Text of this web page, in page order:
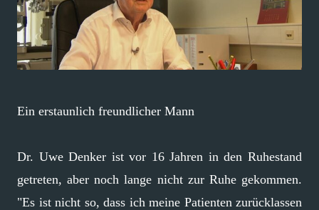
Ein erstaunlich freundlicher Mann
Dr. Uwe Denker ist vor 16 Jahren in den Ruhestand
getreten, aber noch lange nicht zur Ruhe gekommen.
"Es ist nicht so, dass ich meine Patienten zurücklassen